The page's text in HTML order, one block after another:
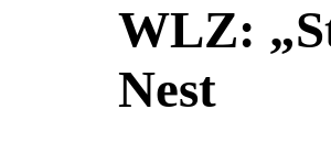
WLZ:
Nest